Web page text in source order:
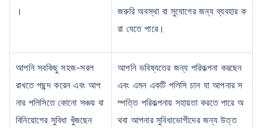
।
জরুরি অবস্থা বা সুযোগের জন্য ব্যবহার ক
রা যেতে পারে।
আপনি সবকিছু সহজ-সরল
রাখতে পছন্দ করেন এবং আপ
নার পলিসিতে কোনো সঞ্চয় বা
বিনিয়োগের সুবিধা খুঁজছেন
আপনি ভবিষ্যতের জন্য পরিকল্পনা করছেন
এবং এমন একটি পলিসি চান যা আপনার স
ম্পত্তি পরিকল্পনায় সহায়তা করতে পারে অ
থবা আপনার সুবিধাভোগীদের জন্য উত্ত